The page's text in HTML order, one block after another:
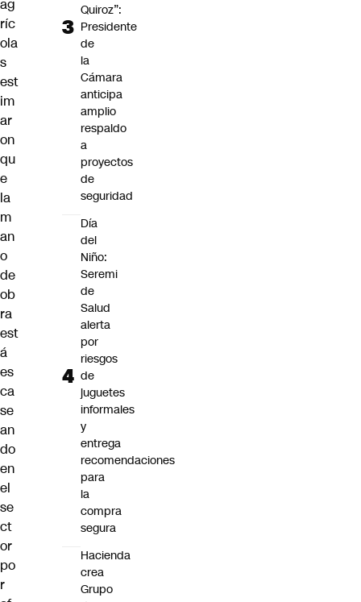
ag
ríc
ola
s
est
im
ar
on
qu
e
la
m
an
o
de
ob
ra
est
á
es
ca
se
an
do
en
el
se
ct
or
po
r
Quiroz”:
Presidente
de
la
Cámara
anticipa
amplio
respaldo
a
proyectos
de
seguridad
Día
del
Niño:
Seremi
de
Salud
alerta
por
riesgos
de
juguetes
informales
y
entrega
recomendaciones
para
la
compra
segura
Hacienda
crea
Grupo